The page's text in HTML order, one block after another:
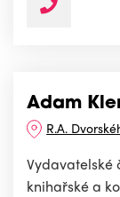
Adam
R.A.
Vydavatelské
knihařské a